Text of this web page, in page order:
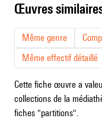
œuvres
Même genre
Même effectif détaillé
Cette fiche œuvre a
collections de la
fiches "partitions".